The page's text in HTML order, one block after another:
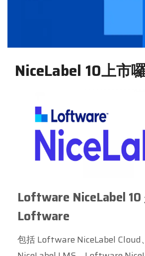
NiceLabel 10上市
Loftware NiceLabel 10
Loftware
包括 Loftware NiceLabel